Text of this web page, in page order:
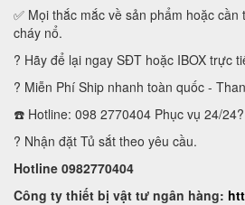
✅ Mọi thắc mắc về sản phẩm hoặc
cháy nổ.
? Hãy để lại ngay SĐT hoặc IBOX trực
? Miễn Phí Ship nhanh toàn quốc -
☎️ Hotline: 098 2770404 Phục vụ 24/24?
? Nhận đặt Tủ sắt theo yêu cầu.
Hotline 0982770404
Công ty thiết bị vật tư ngân hàng: